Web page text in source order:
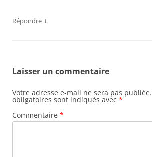
Répondre ↓
Laisser un commentaire
Votre adresse e-mail ne sera pas publiée.
obligatoires sont indiqués avec *
Commentaire *